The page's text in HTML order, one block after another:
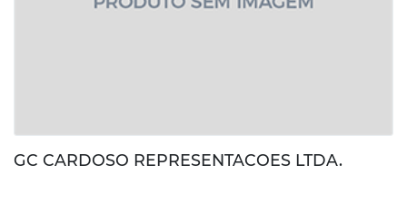
GC CARDOSO REPRESENTACOES LTDA.